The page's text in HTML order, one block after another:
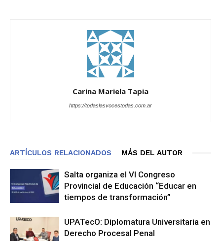
Carina Mariela Tapia
https://todaslasvocestodas.com.ar
ARTÍCULOS RELACIONADOS MÁS DEL AUTOR
Salta organiza el VI Congreso
Provincial de Educación “Educar en
tiempos de transformación”
UPATecO: Diplomatura Universitaria en
Derecho Procesal Penal